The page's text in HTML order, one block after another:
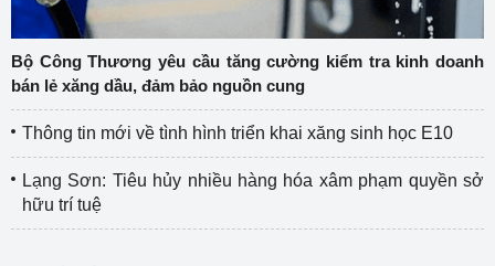
Bộ Công Thương yêu cầu tăng cường kiểm tra kinh doanh
bán lẻ xăng dầu, đảm bảo nguồn cung
Thông tin mới về tình hình triển khai xăng sinh học E10
Lạng Sơn: Tiêu hủy nhiều hàng hóa xâm phạm quyền sở
hữu trí tuệ